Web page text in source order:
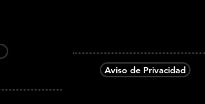
Aviso de Privacidad